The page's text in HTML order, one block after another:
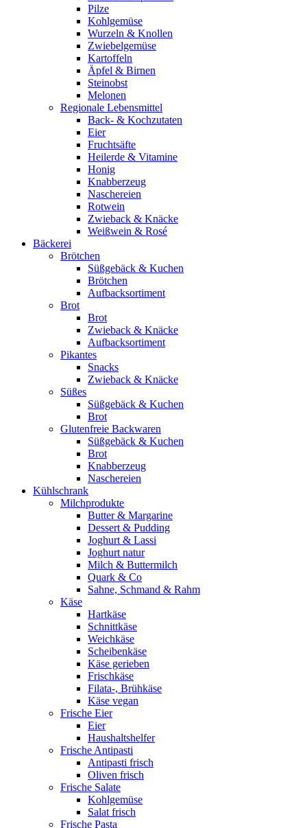
Pilze
Kohlgemüse
Wurzeln & Knollen
Zwiebelgemüse
Kartoffeln
Äpfel & Birnen
Steinobst
Melonen
Regionale Lebensmittel
Back- & Kochzutaten
Eier
Fruchtsäfte
Heilerde & Vitamine
Honig
Knabberzeug
Naschereien
Rotwein
Zwieback & Knäcke
Weißwein & Rosé
Bäckerei
Brötchen
Süßgebäck & Kuchen
Brötchen
Aufbacksortiment
Brot
Brot
Zwieback & Knäcke
Aufbacksortiment
Pikantes
Snacks
Zwieback & Knäcke
Süßes
Süßgebäck & Kuchen
Brot
Glutenfreie Backwaren
Süßgebäck & Kuchen
Brot
Knabberzeug
Naschereien
Kühlschrank
Milchprodukte
Butter & Margarine
Dessert & Pudding
Joghurt & Lassi
Joghurt natur
Milch & Buttermilch
Quark & Co
Sahne, Schmand & Rahm
Käse
Hartkäse
Schnittkäse
Weichkäse
Scheibenkäse
Käse gerieben
Frischkäse
Filata-, Brühkäse
Käse vegan
Frische Eier
Eier
Haushaltshelfer
Frische Antipasti
Antipasti frisch
Oliven frisch
Frische Salate
Kohlgemüse
Salat frisch
Frische Pasta